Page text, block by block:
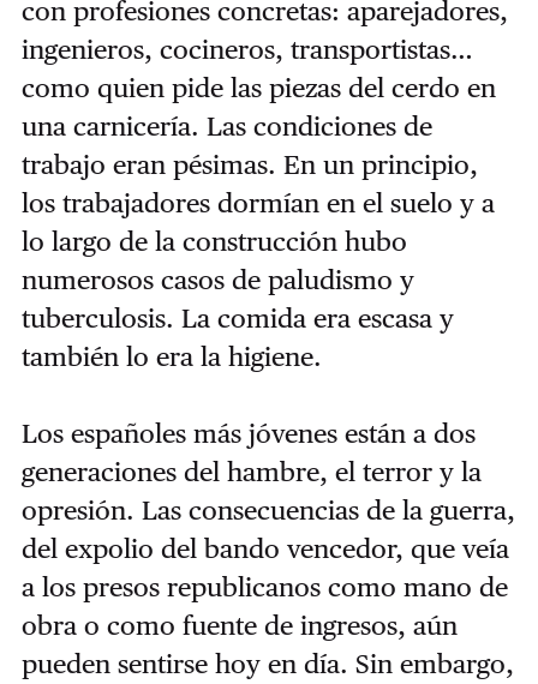
con profesiones concretas: aparejadores,
ingenieros, cocineros, transportistas…
como quien pide las piezas del cerdo en
una carnicería. Las condiciones de
trabajo eran pésimas. En un principio,
los trabajadores dormían en el suelo y a
lo largo de la construcción hubo
numerosos casos de paludismo y
tuberculosis. La comida era escasa y
también lo era la higiene.
Los españoles más jóvenes están a dos
generaciones del hambre, el terror y la
opresión. Las consecuencias de la guerra,
del expolio del bando vencedor, que veía
a los presos republicanos como mano de
obra o como fuente de ingresos, aún
pueden sentirse hoy en día. Sin embargo,